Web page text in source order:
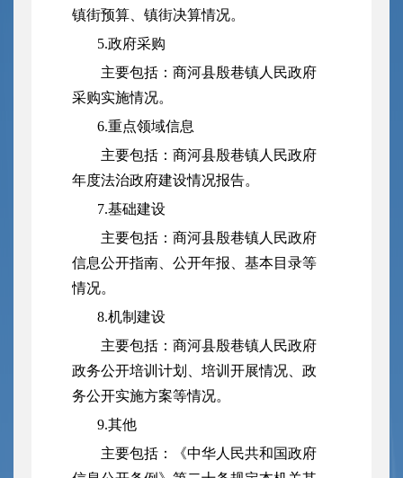
镇街预算、镇街决算情况。
5.政府采购
主要包括：商河县殷巷镇人民政府
采购实施情况。
6.重点领域信息
主要包括：商河县殷巷镇人民政府
年度法治政府建设情况报告。
7.基础建设
主要包括：商河县殷巷镇人民政府
信息公开指南、公开年报、基本目录等
情况。
8.机制建设
主要包括：商河县殷巷镇人民政府
政务公开培训计划、培训开展情况、政
务公开实施方案等情况。
9.其他
主要包括：《中华人民共和国政府